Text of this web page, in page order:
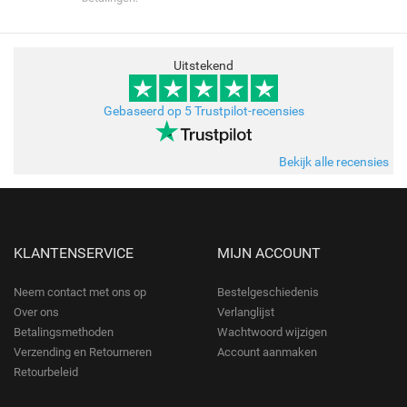
Uitstekend
Gebaseerd op 5 Trustpilot-recensies
Bekijk alle recensies
KLANTENSERVICE
Neem contact met ons op
Over ons
Betalingsmethoden
Verzending en Retourneren
Retourbeleid
MIJN ACCOUNT
Bestelgeschiedenis
Verlanglijst
Wachtwoord wijzigen
Account aanmaken